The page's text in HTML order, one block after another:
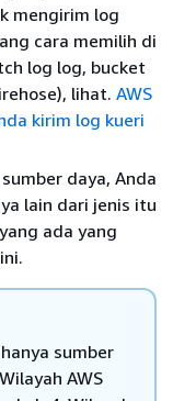
mengirim log
cara memilih di
log log, bucket
lihat. AWS
kirim log kueri
daya, Anda
lain dari jenis itu
ada yang
sumber
AWS